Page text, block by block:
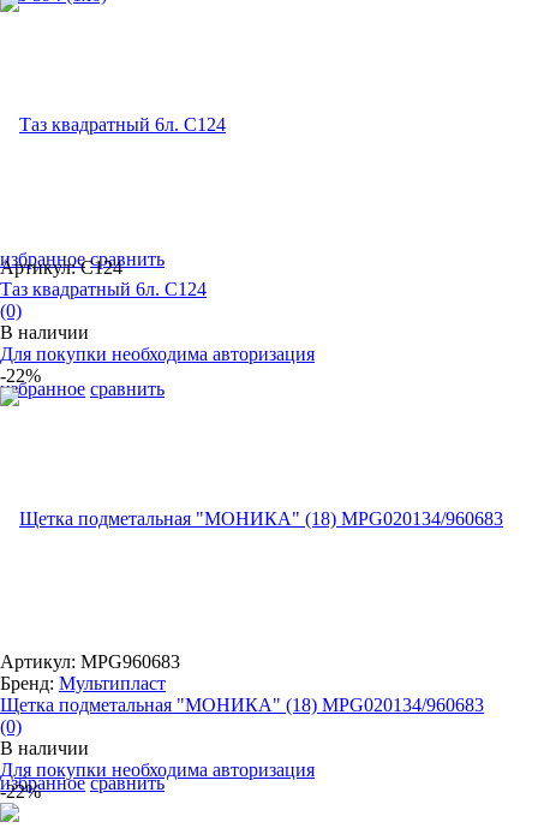
избранное сравнить
избранное сравнить
Артикул: С124
Таз квадратный 6л. С124
(0)
В наличии
Для покупки необходима авторизация
-22%
избранное сравнить
Артикул: MPG960683
Бренд: Мультипласт
Щетка подметальная "МОНИКА" (18) MPG020134/960683
(0)
В наличии
Для покупки необходима авторизация
-22%